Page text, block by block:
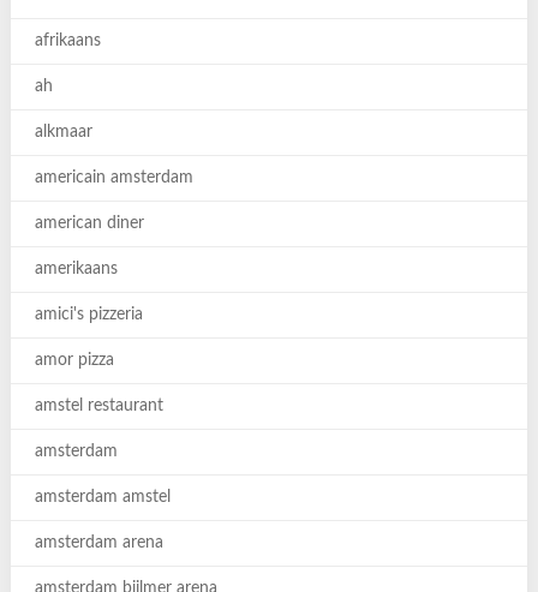
afrikaans
ah
alkmaar
americain amsterdam
american diner
amerikaans
amici's pizzeria
amor pizza
amstel restaurant
amsterdam
amsterdam amstel
amsterdam arena
amsterdam bijlmer arena